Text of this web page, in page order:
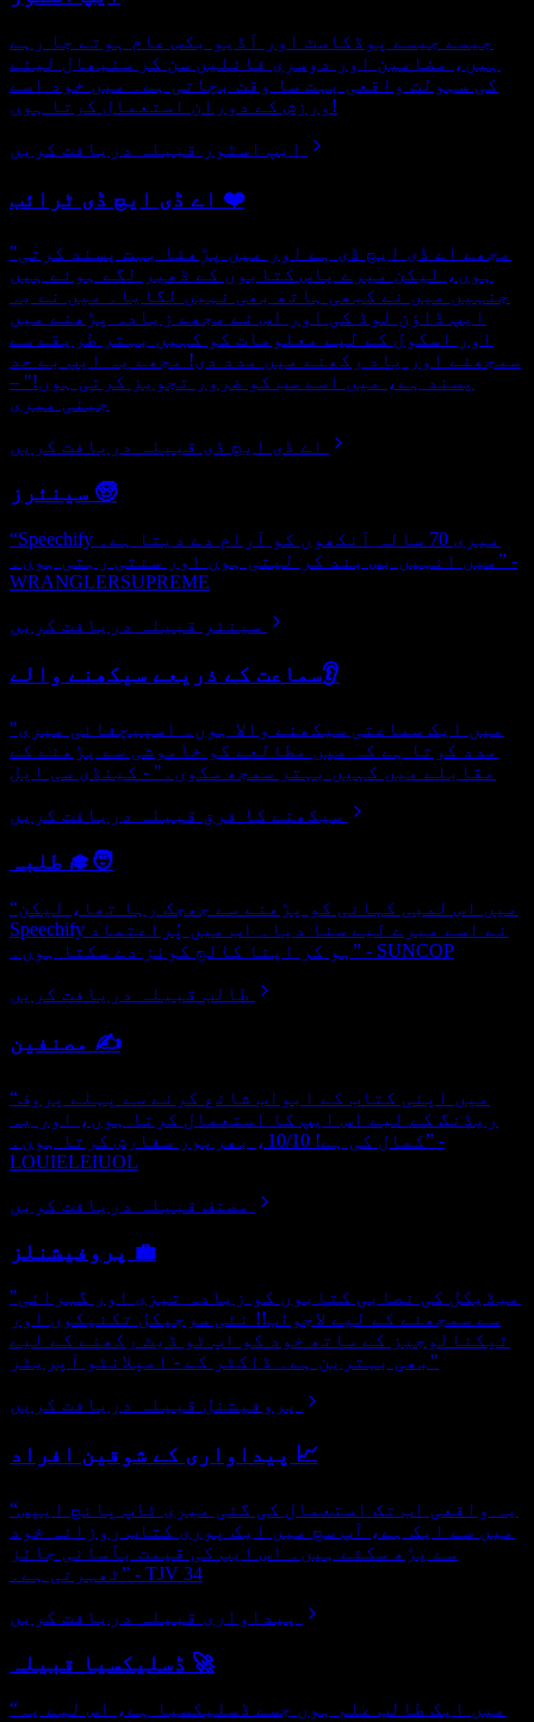
جیسے جیسے پوڈکاسٹ اور آڈیو بکس عام ہوتے جا رہے
ہیں، مضامین اور دوسری فائلیں سن کر سنبھال لینے
کی سہولت واقعی بہت سا وقت بچاتی ہے۔ میں خود اسے
ورزش کے دوران استعمال کرتا ہوں!
ایپ اسٹور قبیلہ دریافت کریں
اے ڈی ایچ ڈی ٹرائب ❤️
"مجھے اے ڈی ایچ ڈی ہے اور میں پڑھنا بہت پسند کرتی
ہوں، لیکن میرے پاس کتابوں کے ڈھیر لگے ہوئے ہیں
جنہیں میں نے کبھی ہاتھ بھی نہیں لگایا۔ میں نے یہ
ایپ ڈاؤن لوڈ کی اور اس نے مجھے زیادہ پڑھنے میں
اور اسکول کے لیے معلومات کو کہیں بہتر طریقے سے
سمجھنے اور یاد رکھنے میں مدد دی! مجھے یہ ایپ بے حد
پسند ہے، میں اسے سب کو ضرور تجویز کرتی ہوں!" –
جینی میری
اے ڈی ایچ ڈی قبیلہ دریافت کریں
سینئرز 🧓
“Speechify میری 70 سالہ آنکھوں کو آرام دے دیتا ہے۔
میں انہیں بس بند کر لیتی ہوں اور سنتی رہتی ہوں۔” -
WRANGLERSUPREME
سینئر قبیلہ دریافت کریں
سماعت کے ذریعے سیکھنے والے👂
"میں ایک سماعتی سیکھنے والا ہوں۔ اسپیچفائی میری
مدد کرتا ہے کہ میں مطالعے کو خاموشی سے پڑھنے کے
مقابلے میں کہیں بہتر سمجھ سکوں۔" - کینڈی سی ایل
سیکھنے کا فرق قبیلہ دریافت کریں
طلبہ 🧑‍🎓
“میں اس لمبی کہانی کو پڑھنے سے جھجک رہا تھا، لیکن
Speechify نے اسے میرے لیے سنا دیا۔ اب میں پُراعتماد
ہو کر اپنا کالج کوئز دے سکتا ہوں۔” - SUNCOP
طالب قبیلہ دریافت کریں
مصنفین ✍️
“میں اپنی کتاب کے ابواب شائع کرنے سے پہلے پروف
ریڈنگ کے لیے اس ایپ کا استعمال کرتا ہوں، اور یہ
کمال کی ہے! 10/10، بھرپور سفارش کرتا ہوں۔” -
LOUIELEIUOL
مصنف قبیلہ دریافت کریں
پروفیشنلز 💼
"میڈیکل کی نصابی کتابوں کو زیادہ تیزی اور گہرائی
سے سمجھنے کے لیے لاجواب!! نئی سرجیکل تکنیکوں اور
ٹیکنالوجیز کے ساتھ خود کو اپ ٹو ڈیٹ رکھنے کے لیے
بھی بہترین ہے۔ ڈاکٹر کے - امپلانٹو آپریٹر"
پروفیشنل قبیلہ دریافت کریں
پیداواری کے شوقین افراد 📈
“یہ واقعی اب تک استعمال کی گئی میری ٹاپ پانچ ایپس
میں سے ایک ہے، آپ سچ میں ایک پوری کتاب روزانہ خود
سے پڑھ سکتے ہیں۔ اس ایپ کی قیمت بآسانی جائز
ٹھہرتی ہے۔” - TJV 34
پیداواری قبیلہ دریافت کریں
ڈسلیکسیا قبیلہ 🚀
“میں ایک طالب علم ہوں جسے ڈسلیکسیا ہے، اس لیے یہ